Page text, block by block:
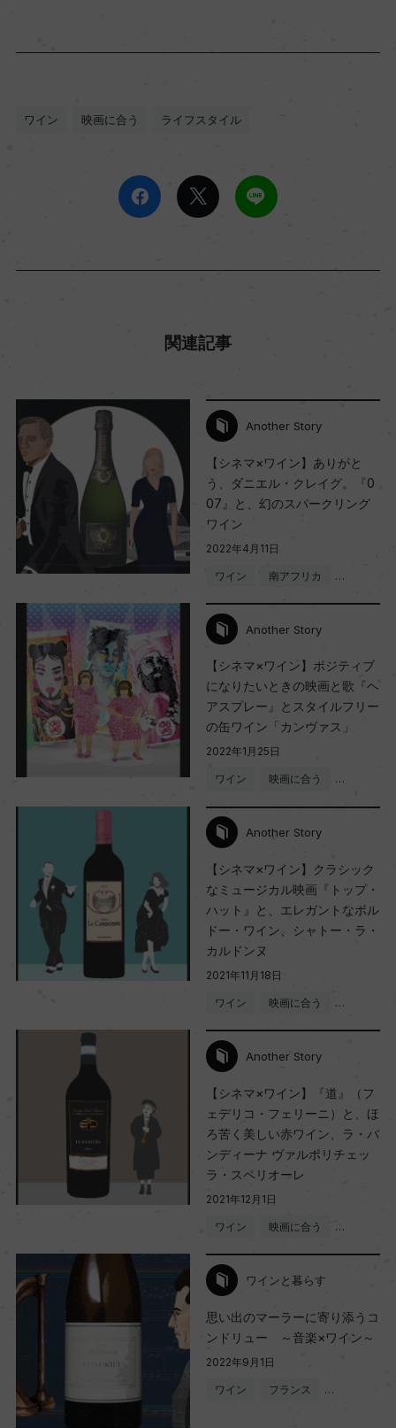
ワイン 映画に合う ライフスタイル
関連記事
Another Story
【シネマ×ワイン】ありがと
う、ダニエル・クレイグ。『0
07』と、幻のスパークリング
ワイン
2022年4月11日
ワイン 南アフリカ …
Another Story
【シネマ×ワイン】ポジティブ
になりたいときの映画と歌『ヘ
アスプレー』とスタイルフリー
の缶ワイン「カンヴァス」
2022年1月25日
ワイン 映画に合う …
Another Story
【シネマ×ワイン】クラシック
なミュージカル映画『トップ・
ハット』と、エレガントなボル
ドー・ワイン、シャトー・ラ・
カルドンヌ
2021年11月18日
ワイン 映画に合う …
Another Story
【シネマ×ワイン】『道』（フ
ェデリコ・フェリーニ）と、ほ
ろ苦く美しい赤ワイン、ラ・バ
ンディーナ ヴァルポリチェッ
ラ・スペリオーレ
2021年12月1日
ワイン 映画に合う …
ワインと暮らす
思い出のマーラーに寄り添うコ
ンドリュー ～音楽×ワイン～
2022年9月1日
ワイン フランス …